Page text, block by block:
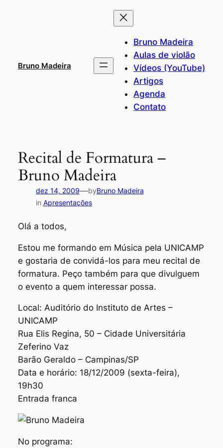
Bruno Madeira
Bruno Madeira
Aulas de violão
Vídeos (YouTube)
Artigos
Agenda
Contato
Recital de Formatura –
Bruno Madeira
dez 14, 2009—byBruno Madeira
in Apresentações
Olá a todos,
Estou me formando em Música pela UNICAMP
e gostaria de convidá-los para meu recital de
formatura. Peço também para que divulguem
o evento a quem interessar possa.
Local: Auditório do Instituto de Artes –
UNICAMP
Rua Elis Regina, 50 – Cidade Universitária
Zeferino Vaz
Barão Geraldo – Campinas/SP
Data e horário: 18/12/2009 (sexta-feira),
19h30
Entrada franca
No programa: